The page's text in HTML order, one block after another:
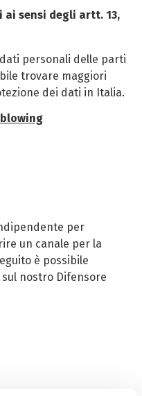
sensi degli artt. 13,
personali delle parti
trovare maggiori
dei dati in Italia.
per
un canale per la
è possibile
nostro Difensore